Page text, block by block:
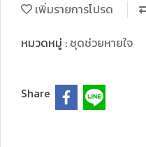
เพิ่มรายการโปรด
หมวดหมู่ : ชุดช่วยหายใจ
Share